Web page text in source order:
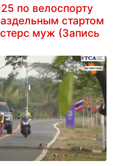
по велоспорту
стартом
муж (Запись